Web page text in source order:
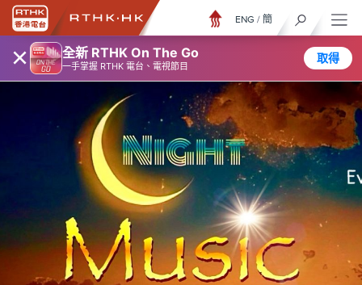
× 全新 RTHK On The Go
一手掌握 RTHK 電台、電視節目
取得
ENG / 簡